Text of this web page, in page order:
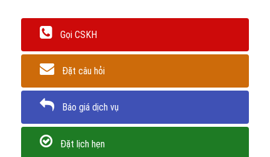
Gọi CSKH
Đặt câu hỏi
Báo giá dịch vụ
Đặt lịch hẹn